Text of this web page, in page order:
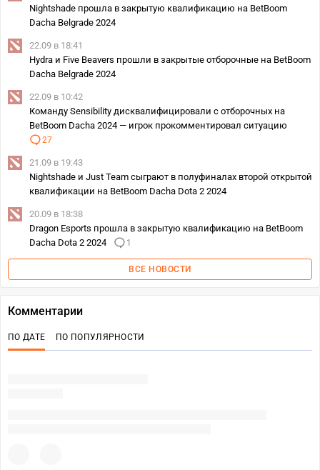
Nightshade прошла в закрытую квалификацию на BetBoom
Dacha Belgrade 2024
22.09 в 18:41
Hydra и Five Beavers прошли в закрытые отборочные на BetBoom
Dacha Belgrade 2024
22.09 в 10:42
Команду Sensibility дисквалифицировали с отборочных на
BetBoom Dacha 2024 — игрок прокомментировал ситуацию
27
21.09 в 19:43
Nightshade и Just Team сыграют в полуфиналах второй открытой
квалификации на BetBoom Dacha Dota 2 2024
20.09 в 18:38
Dragon Esports прошла в закрытую квалификацию на BetBoom
Dacha Dota 2 2024
1
ВСЕ НОВОСТИ
Комментарии
ПО ДАТЕ ПО ПОПУЛЯРНОСТИ